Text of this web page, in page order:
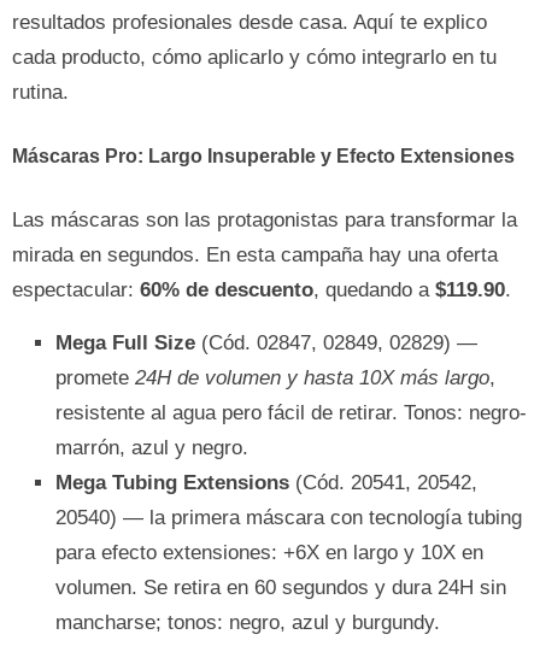
resultados profesionales desde casa. Aquí te explico
cada producto, cómo aplicarlo y cómo integrarlo en tu
rutina.
Máscaras Pro: Largo Insuperable y Efecto Extensiones
Las máscaras son las protagonistas para transformar la
mirada en segundos. En esta campaña hay una oferta
espectacular: 60% de descuento, quedando a $119.90.
Mega Full Size (Cód. 02847, 02849, 02829) —
promete 24H de volumen y hasta 10X más largo,
resistente al agua pero fácil de retirar. Tonos: negro-
marrón, azul y negro.
Mega Tubing Extensions (Cód. 20541, 20542,
20540) — la primera máscara con tecnología tubing
para efecto extensiones: +6X en largo y 10X en
volumen. Se retira en 60 segundos y dura 24H sin
mancharse; tonos: negro, azul y burgundy.